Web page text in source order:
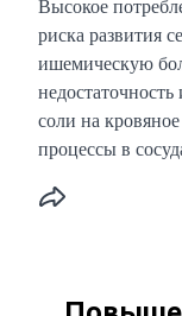
Высокое
риска развития
ишемическую
соли на
процессы в